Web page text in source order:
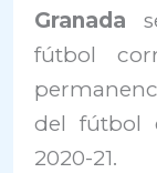
Granada
fútbol
del fútbol
2020-21.